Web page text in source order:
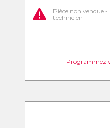
Pièce non vendue
technicien
Programmez